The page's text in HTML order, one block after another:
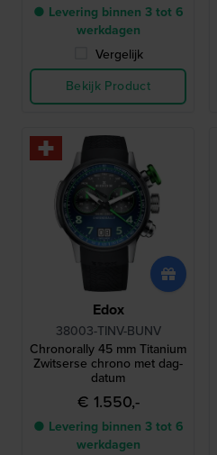
● Levering binnen 3 tot 6
werkdagen
Vergelijk
Bekijk Product
Edox
38003-TINV-BUNV
Chronorally 45 mm Titanium
Zwitserse chrono met dag-
datum
€ 1.550,-
● Levering binnen 3 tot 6
werkdagen